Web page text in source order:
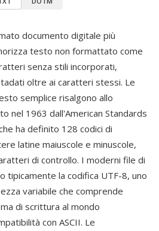
documento digitale più
testo non formattato come
senza stili incorporati,
oltre ai caratteri stessi. Le
semplice risalgono allo
nel 1963 dall'American Standards
ha definito 128 codici di
latine maiuscole e minuscole,
di controllo. I moderni file di
tipicamente la codifica UTF-8, uno
variabile che comprende
di scrittura al mondo
con ASCII. Le